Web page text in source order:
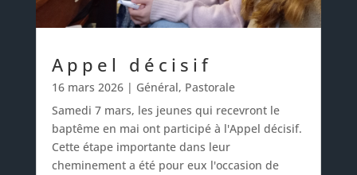
Appel décisif
16 mars 2026| Général, Pastorale
Samedi 7 mars, les jeunes qui recevront le
baptême en mai ont participé à l'Appel décisif.
Cette étape importante dans leur
cheminement a été pour eux l'occasion de